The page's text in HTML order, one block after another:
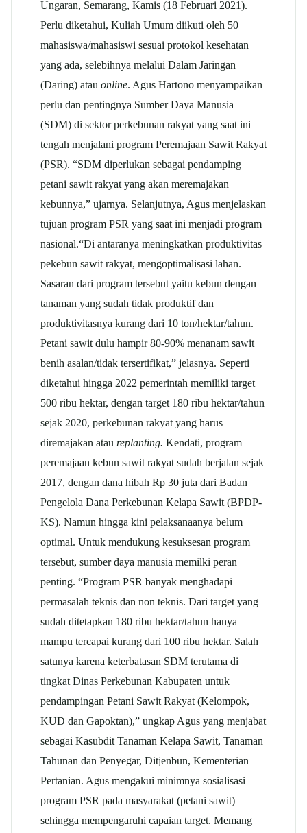
Ungaran, Semarang, Kamis (18 Februari 2021).
Perlu diketahui, Kuliah Umum diikuti oleh 50
mahasiswa/mahasiswi sesuai protokol kesehatan
yang ada, selebihnya melalui Dalam Jaringan
(Daring) atau online. Agus Hartono menyampaikan
perlu dan pentingnya Sumber Daya Manusia
(SDM) di sektor perkebunan rakyat yang saat ini
tengah menjalani program Peremajaan Sawit Rakyat
(PSR). “SDM diperlukan sebagai pendamping
petani sawit rakyat yang akan meremajakan
kebunnya,” ujarnya. Selanjutnya, Agus menjelaskan
tujuan program PSR yang saat ini menjadi program
nasional.“Di antaranya meningkatkan produktivitas
pekebun sawit rakyat, mengoptimalisasi lahan.
Sasaran dari program tersebut yaitu kebun dengan
tanaman yang sudah tidak produktif dan
produktivitasnya kurang dari 10 ton/hektar/tahun.
Petani sawit dulu hampir 80-90% menanam sawit
benih asalan/tidak tersertifikat,” jelasnya. Seperti
diketahui hingga 2022 pemerintah memiliki target
500 ribu hektar, dengan target 180 ribu hektar/tahun
sejak 2020, perkebunan rakyat yang harus
diremajakan atau replanting. Kendati, program
peremajaan kebun sawit rakyat sudah berjalan sejak
2017, dengan dana hibah Rp 30 juta dari Badan
Pengelola Dana Perkebunan Kelapa Sawit (BPDP-
KS). Namun hingga kini pelaksanaanya belum
optimal. Untuk mendukung kesuksesan program
tersebut, sumber daya manusia memilki peran
penting. “Program PSR banyak menghadapi
permasalah teknis dan non teknis. Dari target yang
sudah ditetapkan 180 ribu hektar/tahun hanya
mampu tercapai kurang dari 100 ribu hektar. Salah
satunya karena keterbatasan SDM terutama di
tingkat Dinas Perkebunan Kabupaten untuk
pendampingan Petani Sawit Rakyat (Kelompok,
KUD dan Gapoktan),” ungkap Agus yang menjabat
sebagai Kasubdit Tanaman Kelapa Sawit, Tanaman
Tahunan dan Penyegar, Ditjenbun, Kementerian
Pertanian. Agus mengakui minimnya sosialisasi
program PSR pada masyarakat (petani sawit)
sehingga mempengaruhi capaian target. Memang